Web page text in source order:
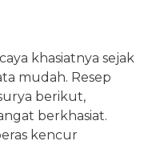
khasiatnya sejak
mudah. Resep
berikut,
berkhasiat.
kencur